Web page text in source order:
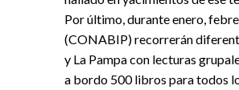
Por último, durante enero,
(CONABIP) recorrerán
y La Pampa con lecturas
a bordo 500 libros para todos